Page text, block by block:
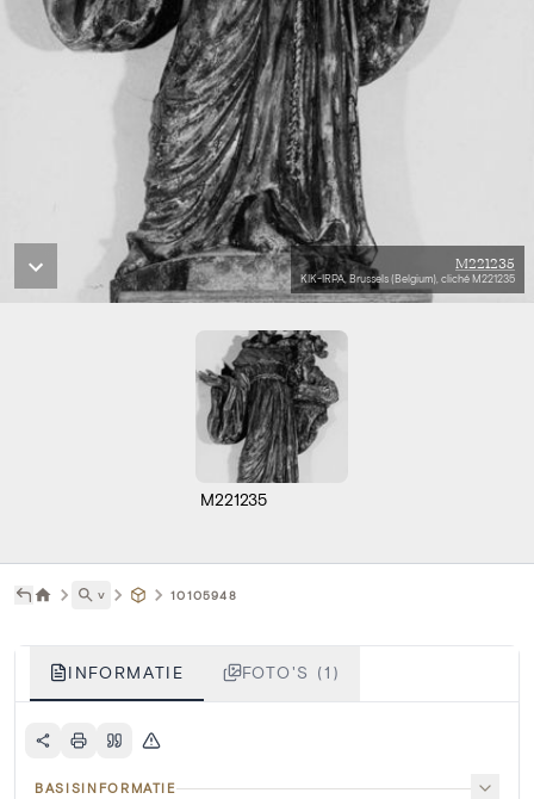
M221235
KIK-IRPA, Brussels (Belgium), cliché M221235
M221235
˅ 10105948
INFORMATIE FOTO'S (1)
BASISINFORMATIE